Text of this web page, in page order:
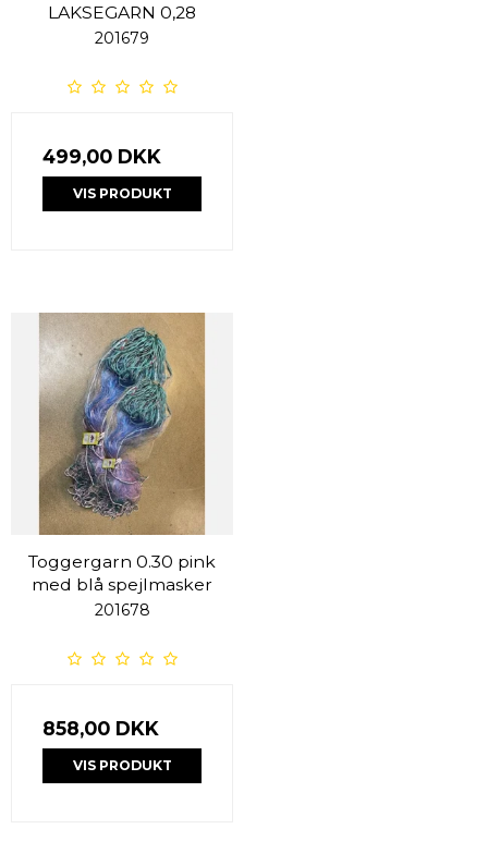
LAKSEGARN 0,28
201679
499,00 DKK
VIS PRODUKT
Toggergarn 0.30 pink
med blå spejlmasker
201678
858,00 DKK
VIS PRODUKT